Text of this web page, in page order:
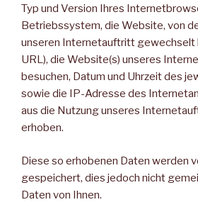
Typ und Version Ihres
Betriebssystem, die Website, von
unseren Internetauftritt gewechselt
URL), die Website(s) unseres
besuchen, Datum und Uhrzeit des
sowie die IP-Adresse des
aus die Nutzung unseres
erhoben.
Diese so erhobenen Daten werden
gespeichert, dies jedoch nicht
Daten von Ihnen.